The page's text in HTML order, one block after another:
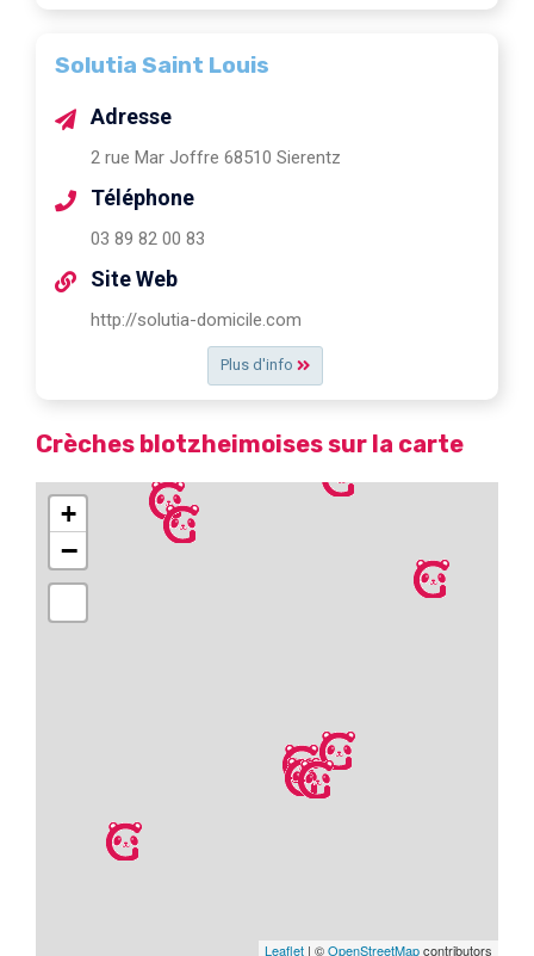
Solutia Saint Louis
Plus d'info
Adresse
2 rue Mar Joffre 68510 Sierentz
Téléphone
03 89 82 00 83
Site Web
http://solutia-domicile.com
Crèches blotzheimoises sur la carte
+
−
Leaflet | ©OpenStreetMapcontributors